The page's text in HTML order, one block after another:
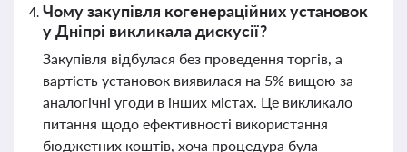
Чому закупівля когенераційних установок
у Дніпрі викликала дискусії?
Закупівля відбулася без проведення торгів, а
вартість установок виявилася на 5% вищою за
аналогічні угоди в інших містах. Це викликало
питання щодо ефективності використання
бюджетних коштів, хоча процедура була